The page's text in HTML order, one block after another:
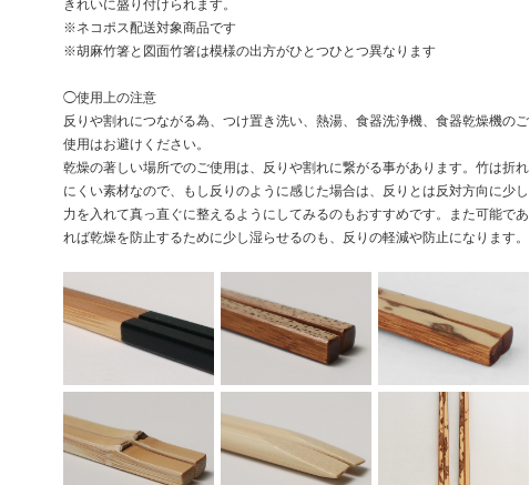
きれいに盛り付けられます。
※ネコポス配送対象商品です
※胡麻竹箸と図面竹箸は模様の出方がひとつひとつ異なります
◯使用上の注意
反りや割れにつながる為、つけ置き洗い、熱湯、食器洗浄機、食器乾燥機のご
使用はお避けください。
乾燥の著しい場所でのご使用は、反りや割れに繋がる事があります。竹は折れ
にくい素材なので、もし反りのように感じた場合は、反りとは反対方向に少し
力を入れて真っ直ぐに整えるようにしてみるのもおすすめです。また可能であ
れば乾燥を防止するために少し湿らせるのも、反りの軽減や防止になります。